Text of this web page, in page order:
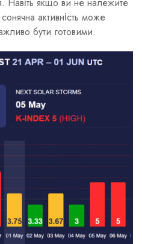
активність може
бути готовими.